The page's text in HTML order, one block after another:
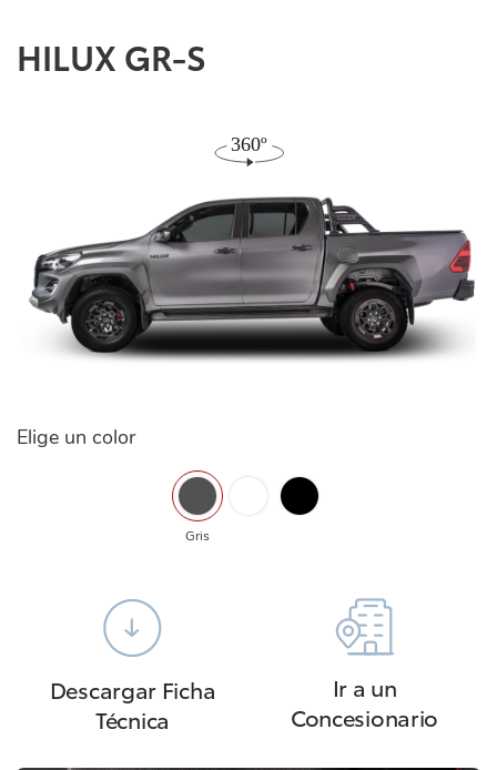
HILUX GR-S
Elige un color
Gris
Descargar Ficha
Técnica
Ir a un
Concesionario